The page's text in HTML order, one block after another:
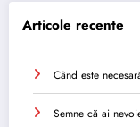
Articole recente
Când este
Semne că ai